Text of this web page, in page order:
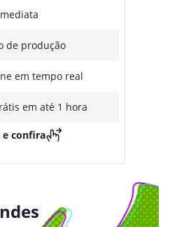
de produção
em tempo real
em até 1 hora
e confira